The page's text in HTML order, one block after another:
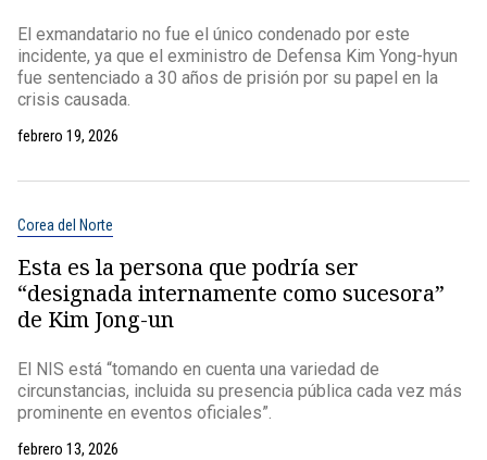
El exmandatario no fue el único condenado por este
incidente, ya que el exministro de Defensa Kim Yong-hyun
fue sentenciado a 30 años de prisión por su papel en la
crisis causada.
febrero 19, 2026
Corea del Norte
Esta es la persona que podría ser
“designada internamente como sucesora”
de Kim Jong-un
El NIS está “tomando en cuenta una variedad de
circunstancias, incluida su presencia pública cada vez más
prominente en eventos oficiales”.
febrero 13, 2026